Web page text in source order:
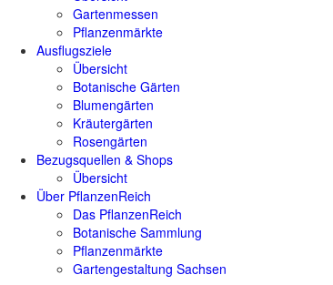
Gartenmessen
Pflanzenmärkte
Ausflugsziele
Übersicht
Botanische Gärten
Blumengärten
Kräutergärten
Rosengärten
Bezugsquellen & Shops
Übersicht
Über PflanzenReich
Das PflanzenReich
Botanische Sammlung
Pflanzenmärkte
Gartengestaltung Sachsen